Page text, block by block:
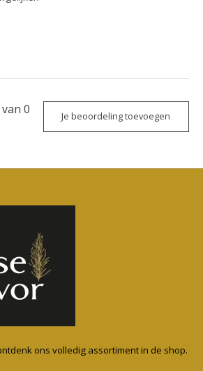
0
Je beoordeling toevoegen
ons volledig assortiment in de shop.